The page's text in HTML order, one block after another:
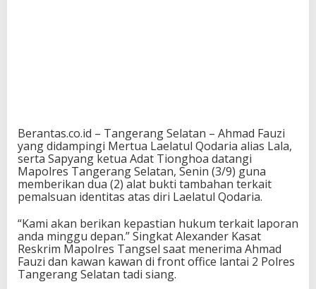
Berantas.co.id – Tangerang Selatan – Ahmad Fauzi
yang didampingi Mertua Laelatul Qodaria alias Lala,
serta Sapyang ketua Adat Tionghoa datangi
Mapolres Tangerang Selatan, Senin (3/9) guna
memberikan dua (2) alat bukti tambahan terkait
pemalsuan identitas atas diri Laelatul Qodaria.
“Kami akan berikan kepastian hukum terkait laporan
anda minggu depan.” Singkat Alexander Kasat
Reskrim Mapolres Tangsel saat menerima Ahmad
Fauzi dan kawan kawan di front office lantai 2 Polres
Tangerang Selatan tadi siang.